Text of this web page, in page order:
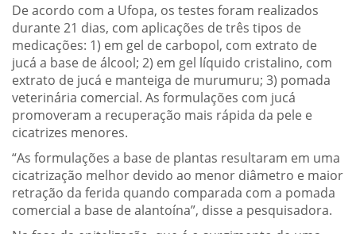
De acordo com a Ufopa, os testes foram realizados
durante 21 dias, com aplicações de três tipos de
medicações: 1) em gel de carbopol, com extrato de
jucá a base de álcool; 2) em gel líquido cristalino, com
extrato de jucá e manteiga de murumuru; 3) pomada
veterinária comercial. As formulações com jucá
promoveram a recuperação mais rápida da pele e
cicatrizes menores.
“As formulações a base de plantas resultaram em uma
cicatrização melhor devido ao menor diâmetro e maior
retração da ferida quando comparada com a pomada
comercial a base de alantoína”, disse a pesquisadora.